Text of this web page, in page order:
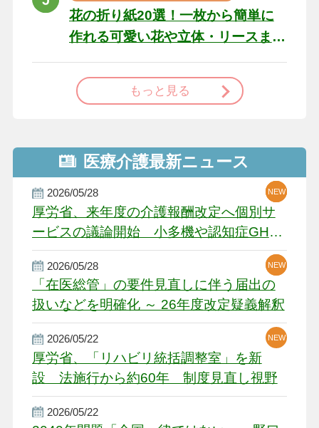
花の折り紙20選！一枚から簡単に
作れる可愛い花や立体・リースま
もっと見る
医療介護最新ニュース
2026/05/28
厚労省、来年度の介護報酬改定へ個別サ
ービスの議論開始 小多機や認知症GH、
厳しい経営環境に危機感
NEW
NEW
NEW
2026/05/28
「在医総管」の要件見直しに伴う届出の
扱いなどを明確化 ～ 26年度改定疑義解釈
NEW
NEW
2026/05/22
厚労省、「リハビリ統括調整室」を新
設 法施行から約60年 制度見直し視野
NEW
2026/05/22